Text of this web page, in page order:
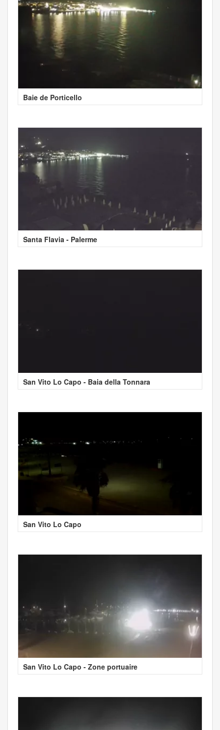
Baie de Porticello
Santa Flavia - Palerme
San Vito Lo Capo - Baia della Tonnara
San Vito Lo Capo
San Vito Lo Capo - Zone portuaire